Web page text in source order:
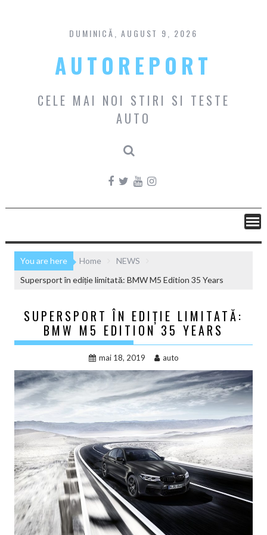
content
DUMINICĂ, AUGUST 9, 2026
AUTOREPORT
CELE MAI NOI STIRI SI TESTE
AUTO
You are here Home
NEWS
Supersport în ediție limitată: BMW M5 Edition 35 Years
SUPERSPORT ÎN EDIȚIE LIMITATĂ:
BMW M5 EDITION 35 YEARS
mai 18, 2019 auto